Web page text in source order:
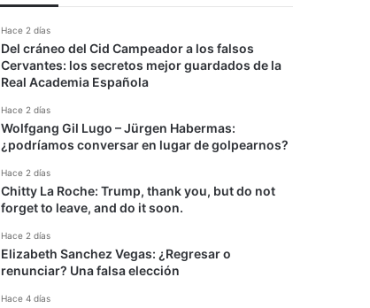
Hace 2 días
Del cráneo del Cid Campeador a los falsos
Cervantes: los secretos mejor guardados de la
Real Academia Española
Hace 2 días
Wolfgang Gil Lugo – Jürgen Habermas:
¿podríamos conversar en lugar de golpearnos?
Hace 2 días
Chitty La Roche: Trump, thank you, but do not
forget to leave, and do it soon.
Hace 2 días
Elizabeth Sanchez Vegas: ¿Regresar o
renunciar? Una falsa elección
Hace 4 días